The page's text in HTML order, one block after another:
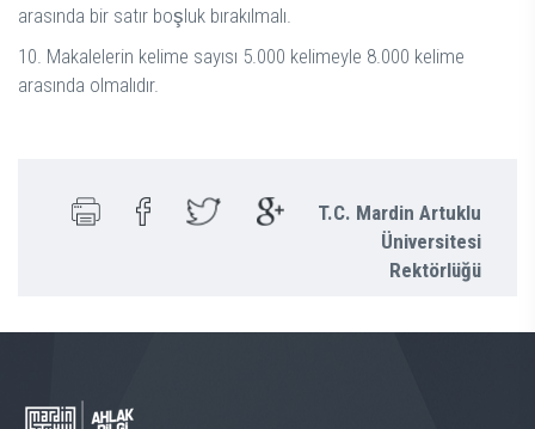
arasında bir satır boşluk bırakılmalı.
10. Makalelerin kelime sayısı 5.000 kelimeyle 8.000 kelime
arasında olmalıdır.
T.C. Mardin Artuklu
Üniversitesi
Rektörlüğü